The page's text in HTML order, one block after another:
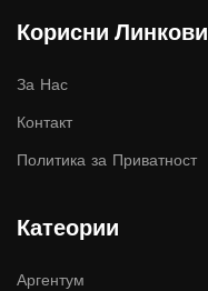
Корисни Линкови
За Нас
Контакт
Политика за Приватност
Катеории
Аргентум